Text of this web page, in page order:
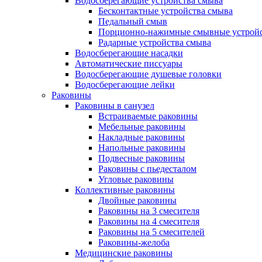
Бесконтактные устройства смыва
Педальный смыв
Порционно-нажимные смывные
Радарные устройства смыва
Водосберегающие насадки
Автоматические писсуары
Водосберегающие душевые головки
Водосберегающие лейки
Раковины
Раковины в санузел
Встраиваемые раковины
Мебельные раковины
Накладные раковины
Напольные раковины
Подвесные раковины
Раковины с пьедесталом
Угловые раковины
Коллективные раковины
Двойные раковины
Раковины на 3 смесителя
Раковины на 4 смесителя
Раковины на 5 смесителей
Раковины-желоба
Медицинские раковины